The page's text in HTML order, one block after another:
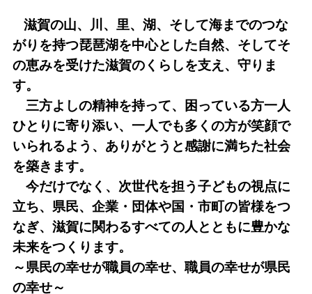
滋賀の山、川、里、湖、そして海までのつな
がりを持つ琵琶湖を中心とした自然、そしてそ
の恵みを受けた滋賀のくらしを支え、守りま
す。
三方よしの精神を持って、困っている方一人
ひとりに寄り添い、一人でも多くの方が笑顔で
いられるよう、ありがとうと感謝に満ちた社会
を築きます。
今だけでなく、次世代を担う子どもの視点に
立ち、県民、企業・団体や国・市町の皆様をつ
なぎ、滋賀に関わるすべての人とともに豊かな
未来をつくります。
～県民の幸せが職員の幸せ、職員の幸せが県民
の幸せ～